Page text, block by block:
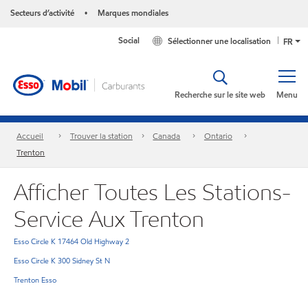
Secteurs d’activité • Marques mondiales
FR
Sélectionner une localisation
Social
Menu
Recherche sur le site web
Accueil Trouver la station Canada
Ontario
Trenton
Afficher Toutes Les Stations-
Service Aux Trenton
Esso Circle K 17464 Old Highway 2
Esso Circle K 300 Sidney St N
Trenton Esso